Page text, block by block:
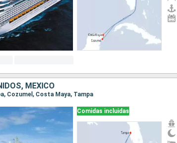
MÉXICO
Cozumel, Costa Maya, Tampa
Comidas incluidas